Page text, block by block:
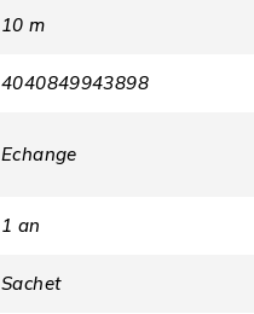
10 m
4040849943898
Echange
1 an
Sachet